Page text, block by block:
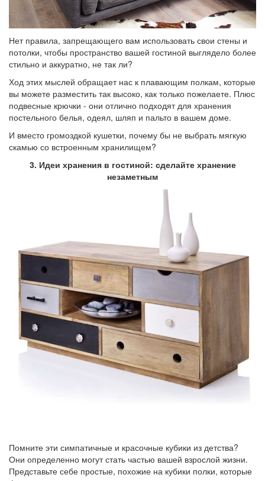
Нет правила, запрещающего вам использовать свои стены и
потолки, чтобы пространство вашей гостиной выглядело более
стильно и аккуратно, не так ли?
Ход этих мыслей обращает нас к плавающим полкам, которые
вы можете разместить так высоко, как только пожелаете. Плюс
подвесные крючки - они отлично подходят для хранения
постельного белья, одеял, шляп и пальто в вашем доме.
И вместо громоздкой кушетки, почему бы не выбрать мягкую
скамью со встроенным хранилищем?
3. Идеи хранения в гостиной: сделайте хранение
незаметным
Помните эти симпатичные и красочные кубики из детства?
Они определенно могут стать частью вашей взрослой жизни.
Представьте себе простые, похожие на кубики полки, которые